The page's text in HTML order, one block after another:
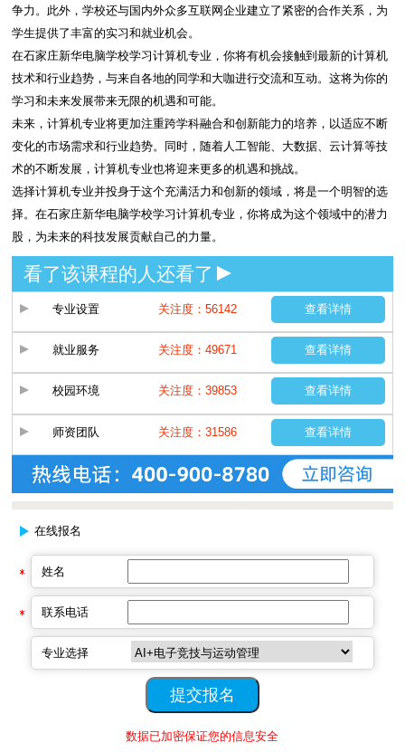
争力。此外，学校还与国内外众多互联网企业建立了紧密的合作关系，为
学生提供了丰富的实习和就业机会。
在石家庄新华电脑学校学习计算机专业，你将有机会接触到最新的计算机
技术和行业趋势，与来自各地的同学和大咖进行交流和互动。这将为你的
学习和未来发展带来无限的机遇和可能。
未来，计算机专业将更加注重跨学科融合和创新能力的培养，以适应不断
变化的市场需求和行业趋势。同时，随着人工智能、大数据、云计算等技
术的不断发展，计算机专业也将迎来更多的机遇和挑战。
选择计算机专业并投身于这个充满活力和创新的领域，将是一个明智的选
择。在石家庄新华电脑学校学习计算机专业，你将成为这个领域中的潜力
股，为未来的科技发展贡献自己的力量。
看了该课程的人还看了
专业设置 关注度：56142 查看详情
就业服务 关注度：49671 查看详情
校园环境 关注度：39853 查看详情
师资团队 关注度：31586 查看详情
在线报名
姓名
联系电话
专业选择
数据已加密保证您的信息安全